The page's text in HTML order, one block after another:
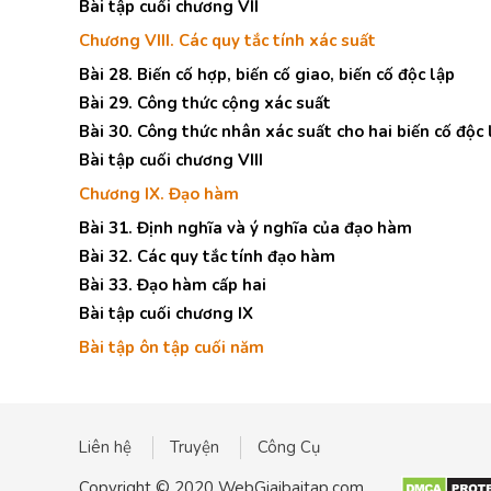
Bài tập cuối chương VII
Chương VIII. Các quy tắc tính xác suất
Bài 28. Biến cố hợp, biến cố giao, biến cố độc lập
Bài 29. Công thức cộng xác suất
Bài 30. Công thức nhân xác suất cho hai biến cố độc
Bài tập cuối chương VIII
Chương IX. Đạo hàm
Bài 31. Định nghĩa và ý nghĩa của đạo hàm
Bài 32. Các quy tắc tính đạo hàm
Bài 33. Đạo hàm cấp hai
Bài tập cuối chương IX
Bài tập ôn tập cuối năm
Liên hệ Truyện
Công Cụ